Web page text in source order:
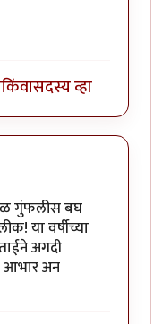
किंवासदस्य व्हा
गुंफलीस बघ
या वर्षीच्या
अगदी
आभार अन